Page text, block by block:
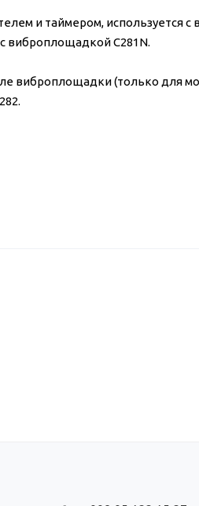
и таймером, используется
виброплощадкой C281N.
(только для